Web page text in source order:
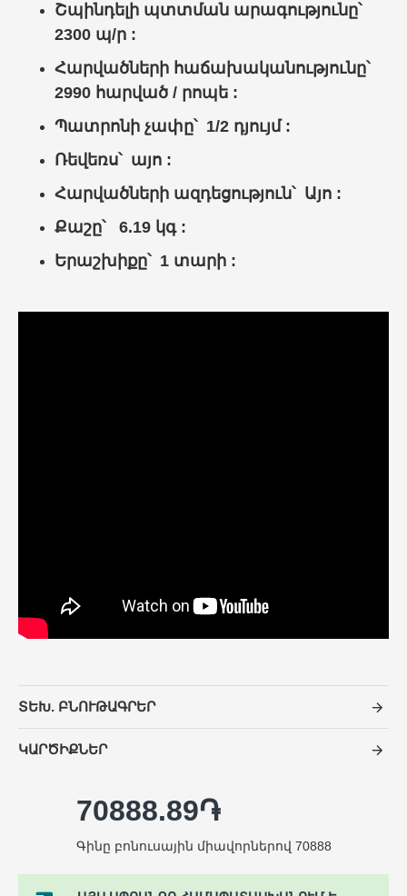
Շպինդելի պտտման արագությունը՝
2300 պ/ր :
Հարվածների հաճախականությունը՝
2990 հարված / րոպե :
Պատրոնի չափը՝ 1/2 դյույմ :
Ռեվեռս՝ այո :
Հարվածների ազդեցություն՝ Այո :
Քաշը՝ 6.19 կգ :
Երաշխիքը՝ 1 տարի :
ՏԵԽ. ԲՆՈՒԹԱԳՐԵՐ
ԿԱՐԾԻՔՆԵՐ
70888.89֏
Գինը բոնուսային միավորներով 70888